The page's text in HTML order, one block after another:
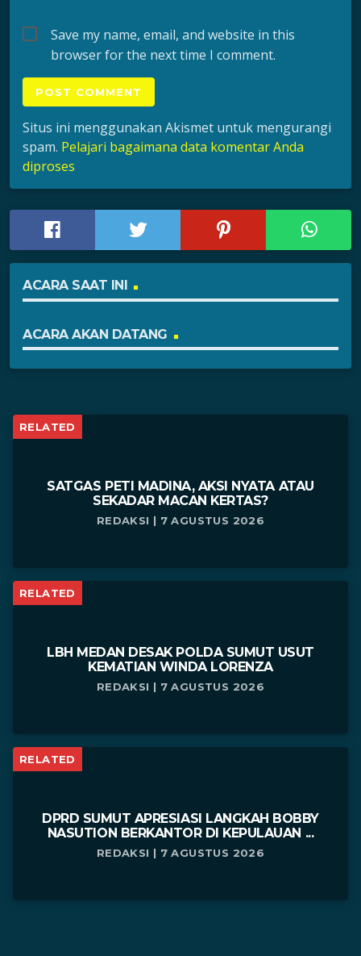
Save my name, email, and website in this
browser for the next time I comment.
Situs ini menggunakan Akismet untuk mengurangi
spam. Pelajari bagaimana data komentar Anda
diproses
ACARA SAAT INI
ACARA AKAN DATANG
RELATED
SATGAS PETI MADINA, AKSI NYATA ATAU
SEKADAR MACAN KERTAS?
REDAKSI | 7 AGUSTUS 2026
RELATED
LBH MEDAN DESAK POLDA SUMUT USUT
KEMATIAN WINDA LORENZA
REDAKSI | 7 AGUSTUS 2026
RELATED
DPRD SUMUT APRESIASI LANGKAH BOBBY
NASUTION BERKANTOR DI KEPULAUAN ...
REDAKSI | 7 AGUSTUS 2026